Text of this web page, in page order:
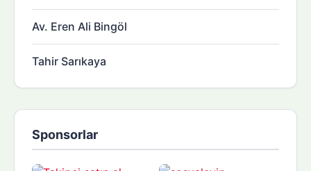
Av. Eren Ali Bingöl
Tahir Sarıkaya
Sponsorlar